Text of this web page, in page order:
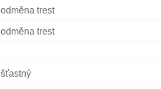
odměna trest
odměna trest
šťastný